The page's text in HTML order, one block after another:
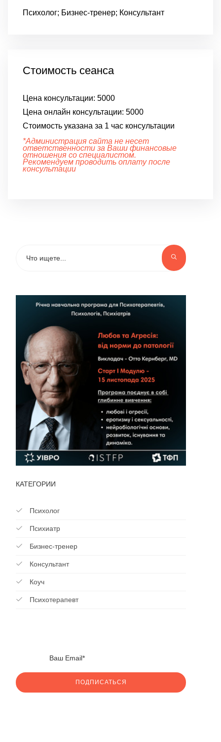
Психолог; Бизнес-тренер; Консультант
Стоимость сеанса
Цена консультации: 5000
Цена онлайн консультации: 5000
Стоимость указана за 1 час консультации
*Администрация сайта не несет
ответственности за Ваши финансовые
отношения со специалистом.
Рекомендуем проводить оплату после
консультации
КАТЕГОРИИ
Психолог
Психиатр
Бизнес-тренер
Консультант
Коуч
Психотерапевт
ПОДПИСАТЬСЯ